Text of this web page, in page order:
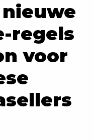
regels
voor